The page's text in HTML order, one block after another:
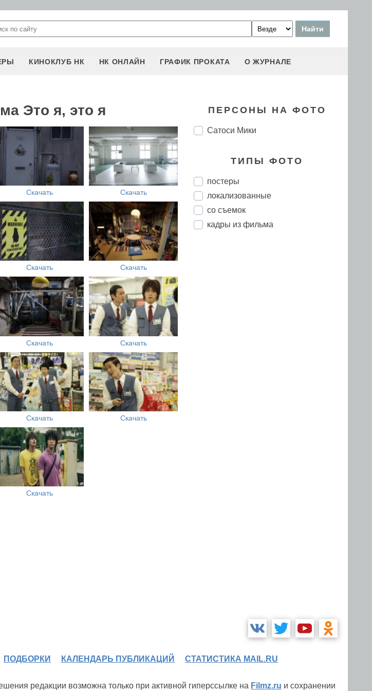
КИНОКЛУБ НК НК ОНЛАЙН ГРАФИК ПРОКАТА О ЖУРНАЛЕ
Это я, это я
Скачать Скачать
Скачать Скачать
Скачать Скачать
Скачать Скачать
Скачать
ПЕРСОНЫ НА ФОТО
Сатоси Мики
ТИПЫ ФОТО
постеры
локализованные
со съемок
кадры из фильма
ПОДБОРКИ КАЛЕНДАРЬ ПУБЛИКАЦИЙ СТАТИСТИКА MAIL.RU
редакции возможна только при активной гиперссылке на Filmz.ru и сохранении